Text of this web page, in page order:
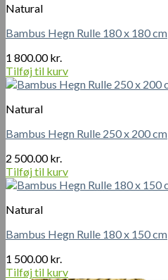
stk
antal
stk)
Natural
Bambus Hegn Rulle 180 x 180 cm
1 800.00kr.
Tilføj til kurv
Natural
Bambus Hegn Rulle 250 x 200 cm
2 500.00kr.
Tilføj til kurv
Natural
Bambus Hegn Rulle 180 x 150 cm
1 500.00kr.
Tilføj til kurv